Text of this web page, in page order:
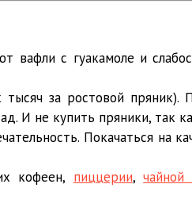
вафли с гуакамоле и
за ростовой
И не купить пряники, так
Покачаться на
кофеен, пиццерии,чайной